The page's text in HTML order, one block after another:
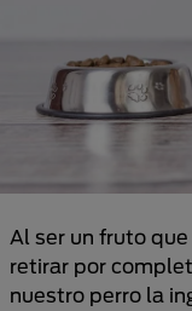
Al ser un fruto
retirar por
nuestro perro la